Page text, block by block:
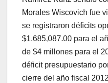
Morales Wiscovich fue
se registraron déficits
$1,685,087.00 para el
de $4 millones para el
déficit presupuestario
cierre del año fiscal